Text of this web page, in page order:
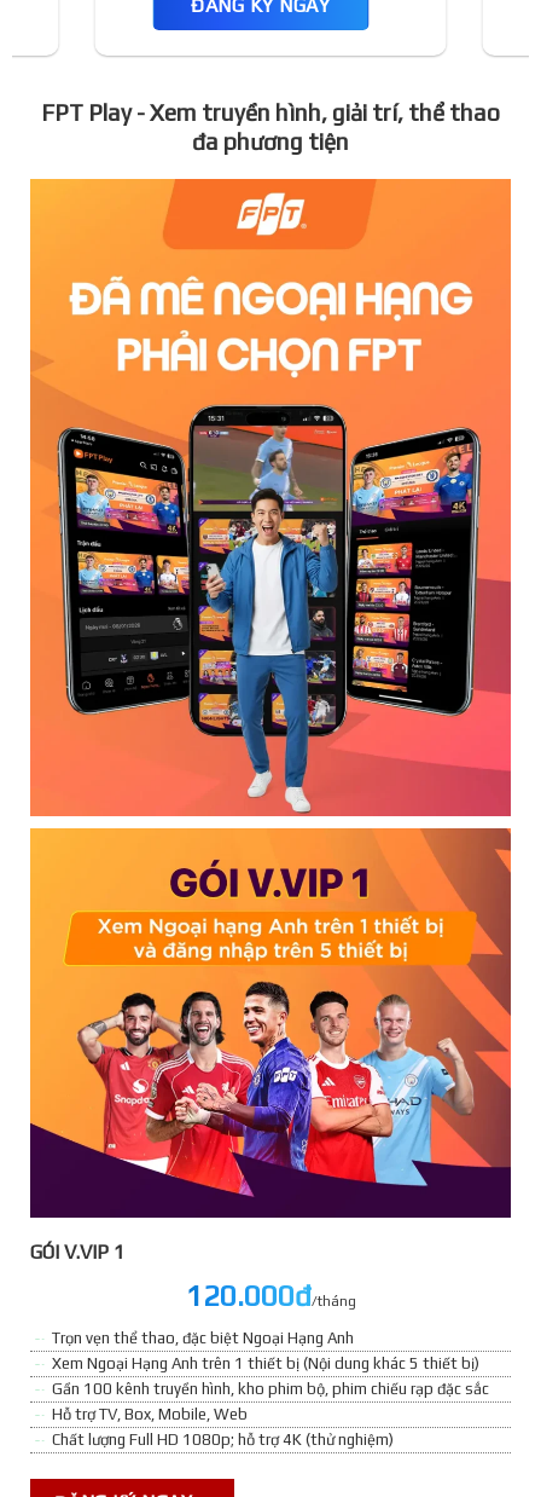
ĐĂNG KÝ NGAY
FPT Play - Xem truyền hình, giải trí, thể thao
đa phương tiện
GÓI V.VIP 1
120.000đ/tháng
Trọn vẹn thể thao, đặc biệt Ngoại Hạng Anh
Xem Ngoại Hạng Anh trên 1 thiết bị (Nội dung khác 5 thiết bị)
Gần 100 kênh truyền hình, kho phim bộ, phim chiếu rạp đặc sắc
Hỗ trợ TV, Box, Mobile, Web
Chất lượng Full HD 1080p; hỗ trợ 4K (thử nghiệm)